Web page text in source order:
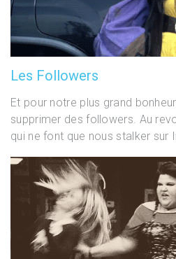
Les Followers
Et pour notre plus grand
supprimer des followers. Au
qui ne font que nous stalker sur